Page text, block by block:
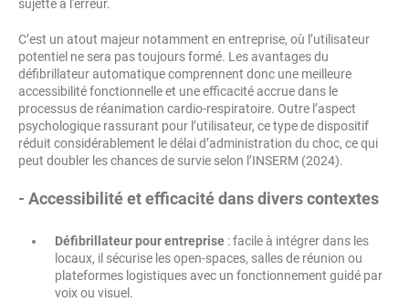
sujette à l'erreur.
C’est un atout majeur notamment en entreprise, où l’utilisateur
potentiel ne sera pas toujours formé. Les avantages du
défibrillateur automatique comprennent donc une meilleure
accessibilité fonctionnelle et une efficacité accrue dans le
processus de réanimation cardio-respiratoire. Outre l’aspect
psychologique rassurant pour l’utilisateur, ce type de dispositif
réduit considérablement le délai d’administration du choc, ce qui
peut doubler les chances de survie selon l’INSERM (2024).
- Accessibilité et efficacité dans divers contextes
Défibrillateur pour entreprise : facile à intégrer dans les
locaux, il sécurise les open-spaces, salles de réunion ou
plateformes logistiques avec un fonctionnement guidé par
voix ou visuel.